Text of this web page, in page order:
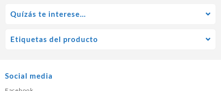
Quízás te interese…
Etiquetas del producto
Social media